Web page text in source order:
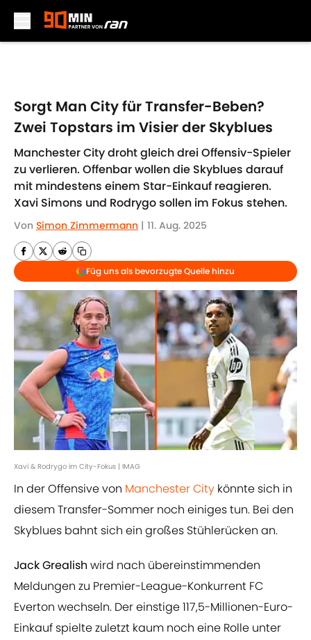
Sorgt Man City für Transfer-Beben?
Zwei Topstars im Visier der Skyblues
Manchester City droht gleich drei Offensiv-Spieler
zu verlieren. Offenbar wollen die Skyblues darauf
mit mindestens einem Star-Einkauf reagieren.
Xavi Simons und Rodrygo sollen im Fokus stehen.
Von Simon Zimmermann | 11. Aug. 2025
Füg uns als bevorzugte Quelle hinzu
Xavi & Rodrygo im City-Fokus | IMAG
In der Offensive von Manchester City könnte sich in
diesem Transfer-Sommer noch einiges tun. Bei den
Skyblues bahnt sich ein großes Stühlerücken an.
Jack Grealish wird nach übereinstimmenden
Meldungen zu Premier-League-Konkurrent FC
Everton wechseln. Der einstige 117,5-Millionen-Euro-
Einkauf spielte zuletzt kaum noch eine Rolle unter